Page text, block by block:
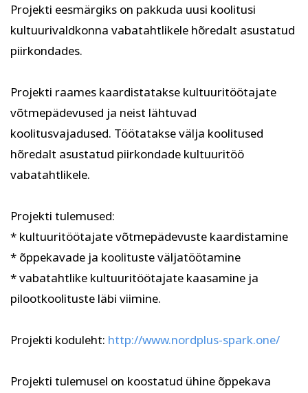
Tekstiil ja käsitöö
Kultuur ja ühiskond Veebi- ja videoõpe
Projekti eesmärgiks on pakkuda uusi koolitusi
kultuurivaldkonna vabatahtlikele hõredalt asustatud
piirkondades.
Projekti raames kaardistatakse kultuuritöötajate
võtmepädevused ja neist lähtuvad
koolitusvajadused. Töötatakse välja koolitused
hõredalt asustatud piirkondade kultuuritöö
vabatahtlikele.
Projekti tulemused:
* kultuuritöötajate võtmepädevuste kaardistamine
* õppekavade ja koolituste väljatöötamine
* vabatahtlike kultuuritöötajate kaasamine ja
pilootkoolituste läbi viimine.
Projekti koduleht: http://www.nordplus-spark.one/
Projekti tulemusel on koostatud ühine õppekava